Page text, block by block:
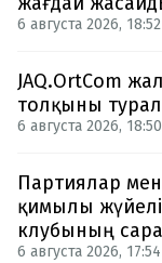
6 августа 2026, 18:52
JAQ.OrtCom
толқыны
6 августа 2026, 18:50
Партиялар
қимылы жүйелі
клубының
6 августа 2026, 17:54